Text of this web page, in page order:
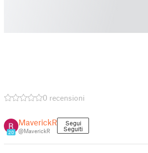
0 recensioni
20
MaverickR
@MaverickR
Segui
Seguiti